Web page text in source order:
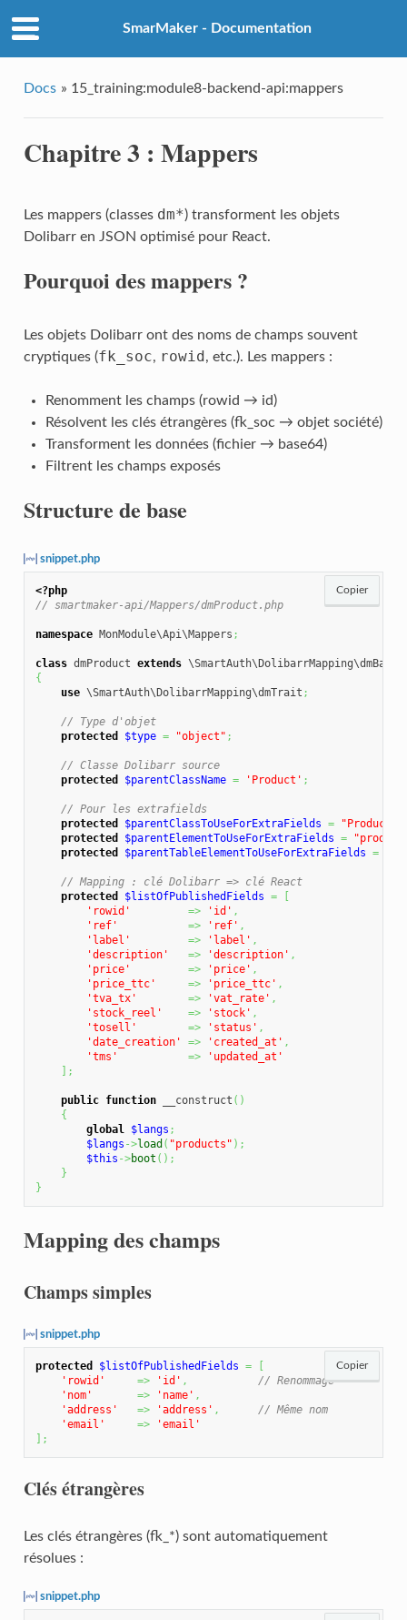
SmarMaker - Documentation
Docs » 15_training:module8-backend-api:mappers
Chapitre 3 : Mappers
Les mappers (classes dm*) transforment les objets
Dolibarr en JSON optimisé pour React.
Pourquoi des mappers ?
Les objets Dolibarr ont des noms de champs souvent
cryptiques (fk_soc, rowid, etc.). Les mappers :
Renomment les champs (rowid → id)
Résolvent les clés étrangères (fk_soc → objet société)
Transforment les données (fichier → base64)
Filtrent les champs exposés
Structure de base
snippet.php
<?php
// smartmaker-api/Mappers/dmProduct.php
namespace MonModule\Api\Mappers ;
class dmProduct extends
{
use \SmartAuth\DolibarrMapping\dmTrait ;
// Type d'objet
protected
$type = "object" ;
// Classe Dolibarr source
protected
$parentClassName = 'Product' ;
// Pour les extrafields
protected
$parentClassToUseForExtraFields = "Product"
protected
$parentElementToUseForExtraFields =
protected
$parentTableElementToUseForExtraFields =
// Mapping : clé Dolibarr => clé React
protected
$listOfPublishedFields =
[
'rowid'
=> 'id' ,
'ref'
=> 'ref' ,
'label'
=> 'label' ,
'description'
=> 'description' ,
'price'
=> 'price' ,
'price_ttc'
=> 'price_ttc' ,
'tva_tx'
=> 'vat_rate' ,
'stock_reel'
=> 'stock' ,
'tosell'
=> 'status' ,
'date_creation'
=> 'created_at' ,
'tms'
=>
'updated_at'
] ;
public function __construct ( )
{
global
$langs ;
$langs ->load ( "products" ) ;
$this ->boot ( ) ;
}
}
Copier
Mapping des champs
Champs simples
snippet.php
protected $listOfPublishedFields =
[
'rowid'
=> 'id' ,
// Renommage
'nom'
=> 'name' ,
'address'
=> 'address' ,
// Même nom
'email'
=>
'email'
] ;
Copier
Clés étrangères
Les clés étrangères (fk_*) sont automatiquement
résolues :
snippet.php